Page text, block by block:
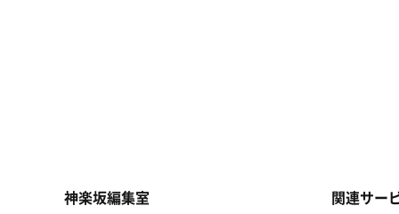
神楽坂編集室 関連サー